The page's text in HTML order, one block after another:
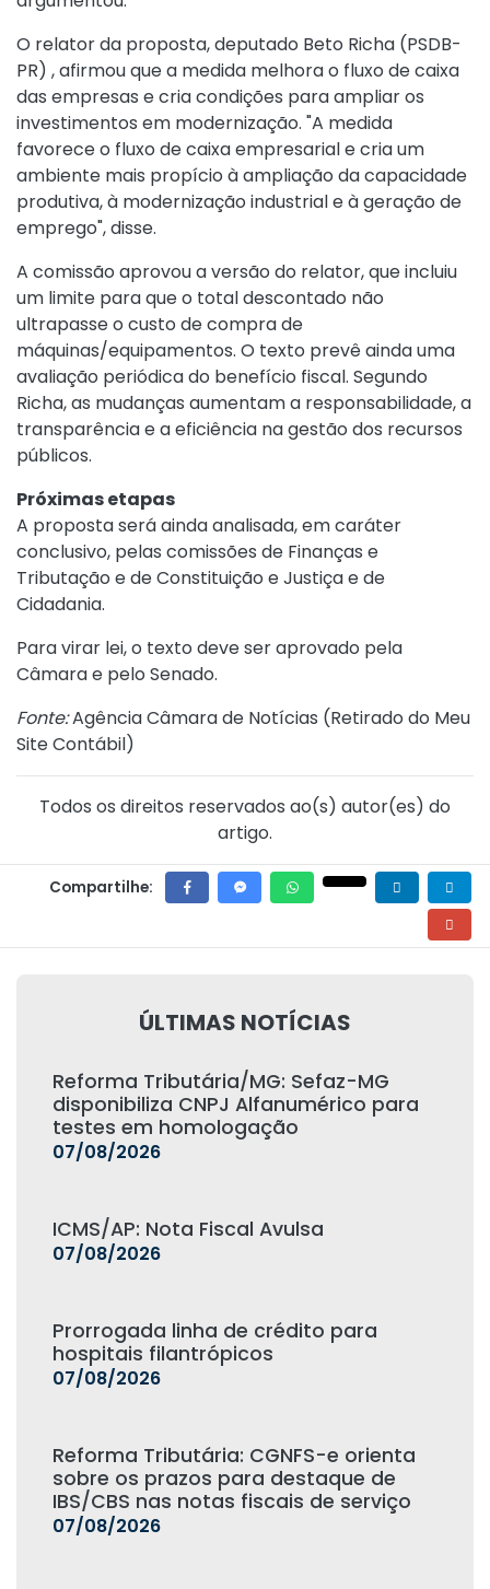
O relator da proposta, deputado Beto Richa (PSDB-
PR) , afirmou que a medida melhora o fluxo de caixa
das empresas e cria condições para ampliar os
investimentos em modernização. "A medida
favorece o fluxo de caixa empresarial e cria um
ambiente mais propício à ampliação da capacidade
produtiva, à modernização industrial e à geração de
emprego", disse.
A comissão aprovou a versão do relator, que incluiu
um limite para que o total descontado não
ultrapasse o custo de compra de
máquinas/equipamentos. O texto prevê ainda uma
avaliação periódica do benefício fiscal. Segundo
Richa, as mudanças aumentam a responsabilidade, a
transparência e a eficiência na gestão dos recursos
públicos.
Próximas etapas
A proposta será ainda analisada, em caráter
conclusivo, pelas comissões de Finanças e
Tributação e de Constituição e Justiça e de
Cidadania.
Para virar lei, o texto deve ser aprovado pela
Câmara e pelo Senado.
Fonte:Agência Câmara de Notícias (Retirado do Meu
Site Contábil)
Todos os direitos reservados ao(s) autor(es) do
artigo.
Compartilhe:
ÚLTIMAS NOTÍCIAS
Reforma Tributária/MG: Sefaz-MG
disponibiliza CNPJ Alfanumérico para
testes em homologação
07/08/2026
ICMS/AP: Nota Fiscal Avulsa
07/08/2026
Prorrogada linha de crédito para
hospitais filantrópicos
07/08/2026
Reforma Tributária: CGNFS-e orienta
sobre os prazos para destaque de
IBS/CBS nas notas fiscais de serviço
07/08/2026